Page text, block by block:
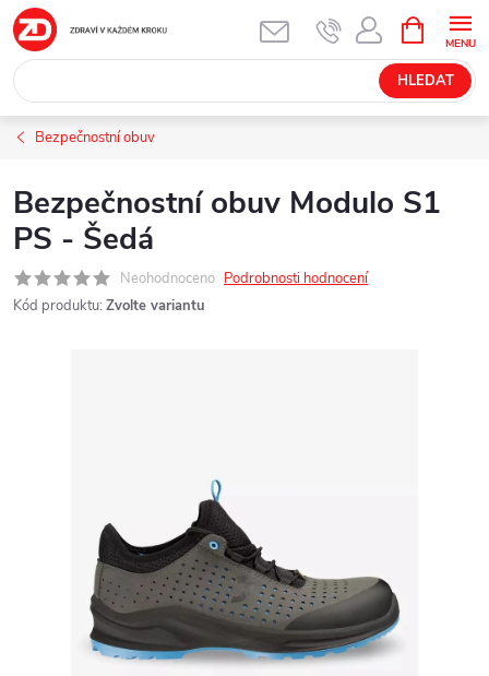
Přejít
na
obsah
HLEDAT
NÁKUPNÍ
KOŠÍK
Bezpečnostní obuv
Bezpečnostní obuv Modulo S1
PS - Šedá
Neohodnoceno Podrobnosti hodnocení
Kód produktu: Zvolte variantu